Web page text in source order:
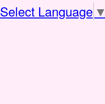
Select Language ▼